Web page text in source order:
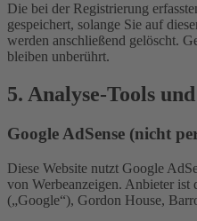
Die bei der Registrierung
gespeichert, solange Sie auf
werden anschließend gelöscht.
bleiben unberührt.
5. Analyse-Tools
Google AdSense (nicht
Diese Website nutzt Google
von Werbeanzeigen. Anbieter
(„Google“), Gordon House,